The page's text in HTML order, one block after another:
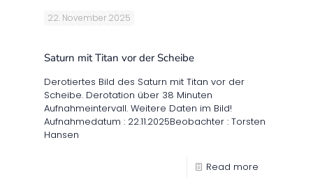
22. November 2025
Saturn mit Titan vor der Scheibe
Derotiertes Bild des Saturn mit Titan vor der
Scheibe. Derotation über 38 Minuten
Aufnahmeintervall. Weitere Daten im Bild!
Aufnahmedatum : 22.11.2025Beobachter : Torsten
Hansen
Read more